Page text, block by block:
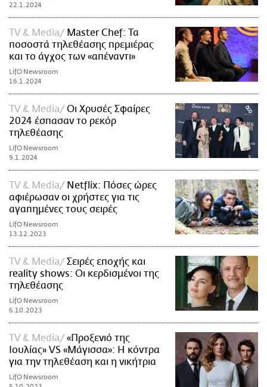
22.1.2024
TV & Media
Master Chef: Τα
ποσοστά τηλεθέασης πρεμιέρας
και το άγχος των «απέναντι»
LifO Newsroom
16.1.2024
TV & Media
Οι Χρυσές Σφαίρες
2024 έσπασαν το ρεκόρ
τηλεθέασης
LifO Newsroom
9.1.2024
TV & Media
Netflix: Πόσες ώρες
αφιέρωσαν οι χρήστες για τις
αγαπημένες τους σειρές
LifO Newsroom
13.12.2023
TV & Media
Σειρές εποχής και
reality shows: Οι κερδισμένοι της
τηλεθέασης
LifO Newsroom
6.10.2023
TV & Media
«Προξενιό της
Ιουλίας» VS «Μάγισσα»: Η κόντρα
για την τηλεθέαση και η νικήτρια
LifO Newsroom